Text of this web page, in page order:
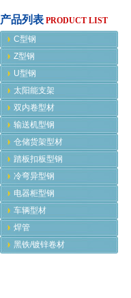
产品列表 PRODUCT LIST
C型钢
Z型钢
U型钢
太阳能支架
双内卷型材
输送机型钢
仓储货架型材
踏板扣板型钢
冷弯异型钢
电器柜型钢
车辆型材
焊管
黑铁/镀锌卷材